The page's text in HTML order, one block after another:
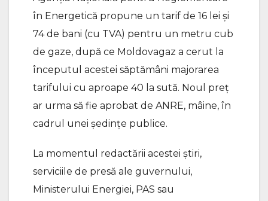
în Energetică propune un tarif de 16 lei și
74 de bani (cu TVA) pentru un metru cub
de gaze, după ce Moldovagaz a cerut la
începutul acestei săptămâni majorarea
tarifului cu aproape 40 la sută. Noul preț
ar urma să fie aprobat de ANRE, mâine, în
cadrul unei ședințe publice.
La momentul redactării acestei știri,
serviciile de presă ale guvernului,
Ministerului Energiei, PAS sau